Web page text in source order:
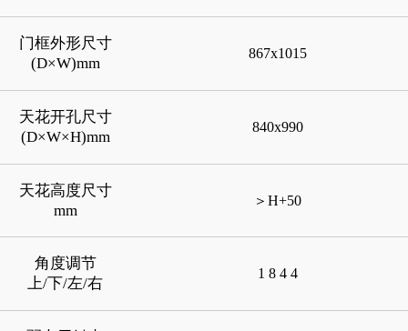
门框外形尺寸
(D×W)mm
867x1015
天花开孔尺寸
(D×W×H)mm
840x990
天花高度尺寸
mm
＞H+50
角度调节
上/下/左/右
1 8 4 4